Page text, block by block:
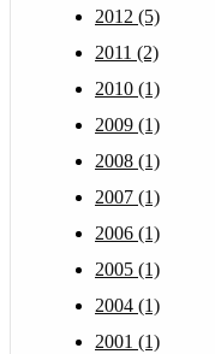
2012 (5)
2011 (2)
2010 (1)
2009 (1)
2008 (1)
2007 (1)
2006 (1)
2005 (1)
2004 (1)
2001 (1)